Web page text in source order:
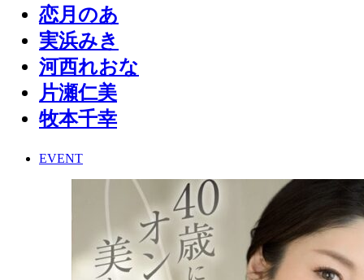
恋月のあ
実浜みき
河西れおな
片瀬仁美
牧本千幸
EVENT